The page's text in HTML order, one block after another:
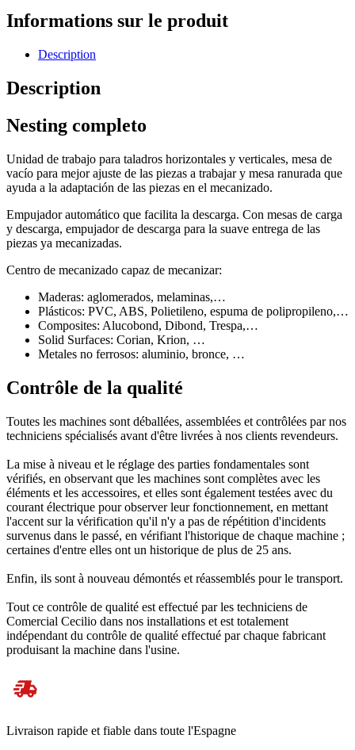
Informations sur le produit
Description
Description
Nesting completo
Unidad de trabajo para taladros horizontales y verticales, mesa de
vacío para mejor ajuste de las piezas a trabajar y mesa ranurada que
ayuda a la adaptación de las piezas en el mecanizado.
Empujador automático que facilita la descarga. Con mesas de carga
y descarga, empujador de descarga para la suave entrega de las
piezas ya mecanizadas.
Centro de mecanizado capaz de mecanizar:
Maderas: aglomerados, melaminas,…
Plásticos: PVC, ABS, Polietileno, espuma de polipropileno,…
Composites: Alucobond, Dibond, Trespa,…
Solid Surfaces: Corian, Krion, …
Metales no ferrosos: aluminio, bronce, …
Contrôle de la qualité
Toutes les machines sont déballées, assemblées et contrôlées par nos
techniciens spécialisés avant d'être livrées à nos clients revendeurs.
La mise à niveau et le réglage des parties fondamentales sont
vérifiés, en observant que les machines sont complètes avec les
éléments et les accessoires, et elles sont également testées avec du
courant électrique pour observer leur fonctionnement, en mettant
l'accent sur la vérification qu'il n'y a pas de répétition d'incidents
survenus dans le passé, en vérifiant l'historique de chaque machine ;
certaines d'entre elles ont un historique de plus de 25 ans.
Enfin, ils sont à nouveau démontés et réassemblés pour le transport.
Tout ce contrôle de qualité est effectué par les techniciens de
Comercial Cecilio dans nos installations et est totalement
indépendant du contrôle de qualité effectué par chaque fabricant
produisant la machine dans l'usine.
Livraison rapide et fiable dans toute l'Espagne